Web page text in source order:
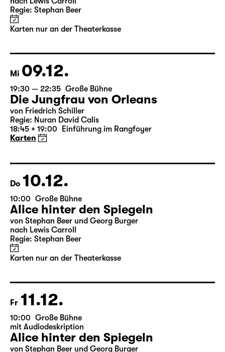
09:00 Große Bühne
Alice hinter den Spiegeln
von Stephan Beer und Georg Burger
Karten nur an der Theaterkasse
Mi 09.12.
19:30 — 22:35 Große Bühne
Die Jungfrau von Orleans
18:45 + 19:00 Einführung im Rangfoyer
Karten
Do 10.12.
10:00 Große Bühne
Alice hinter den Spiegeln
von Stephan Beer und Georg Burger
Karten nur an der Theaterkasse
Fr 11.12.